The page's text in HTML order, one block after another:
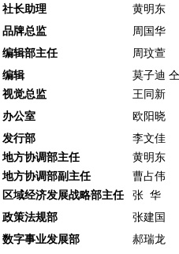
社长助理
黄明东
品牌总监
周国华
编辑部主任
周玟萱
编辑
视觉总监
莫子迪
王同新
办公室
欧阳晓
发行部
地方协调部主任
地方协调部副主任
区域经济发展战略部主任
李文佳
黄明东
曹占伟
张 华
政策法规部
张建国
数字事业发展部
郝瑞龙